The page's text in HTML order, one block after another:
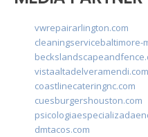
vwrepairarlington.com
cleaningservicebaltimore-
vistaaltadelveramendi.com
coastlinecateringnc.com
cuesburgershouston.com
dmtacos.com